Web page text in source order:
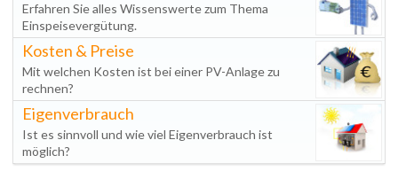
Erfahren Sie alles Wissenswerte zum Thema
Einspeisevergütung.
Kosten & Preise
Mit welchen Kosten ist bei einer PV-Anlage zu
rechnen?
Eigenverbrauch
Ist es sinnvoll und wie viel Eigenverbrauch ist
möglich?